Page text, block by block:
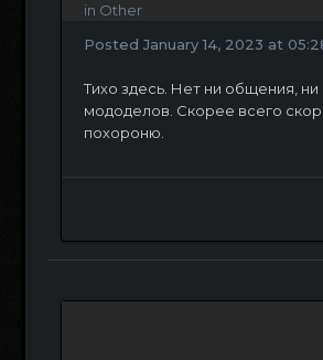
in Other
Posted January 14, 2023 at
Тихо здесь. Нет ни общения, ни
мододелов. Скорее всего
похороню.